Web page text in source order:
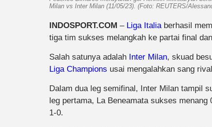
Milan vs Inter Milan (11/05/23). (Foto: REUTERS/
INDOSPORT.COM – Liga Italiaberhasil
tiga tim sukses melangkah ke partai final
Salah satunya adalah Inter Milan, skuad
Liga Champions usai mengalahkan sang
Dalam dua leg semifinal, Inter Milan tampil
leg pertama, La Beneamata sukses
1-0.